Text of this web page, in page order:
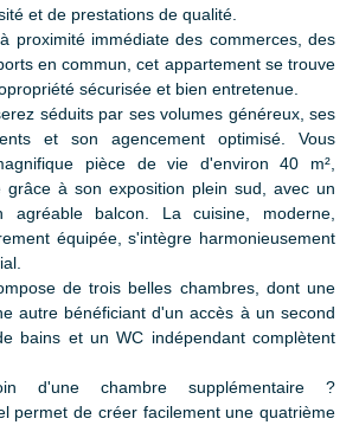
et de prestations de qualité.
proximité immédiate des commerces, des
en commun, cet appartement se trouve
sécurisée et bien entretenue.
séduits par ses volumes généreux, ses
et son agencement optimisé. Vous
pièce de vie d'environ 40 m²,
grâce à son exposition plein sud, avec un
balcon. La cuisine, moderne,
équipée, s'intègre harmonieusement
de trois belles chambres, dont une
autre bénéficiant d'un accès à un second
bains et un WC indépendant complètent
d'une chambre supplémentaire ?
permet de créer facilement une quatrième